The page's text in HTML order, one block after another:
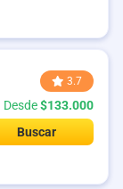
3.7
Desde$133.000
Buscar